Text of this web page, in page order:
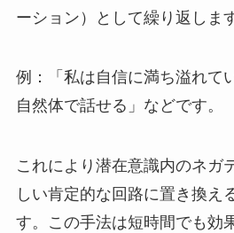
ーション）として繰り返しま
例：「私は自信に満ち溢れて
自然体で話せる」などです。
これにより潜在意識内のネガ
しい肯定的な回路に置き換え
す。この手法は短時間でも効